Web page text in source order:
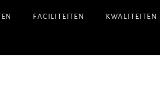
FACILITEITEN KWALITEITEN